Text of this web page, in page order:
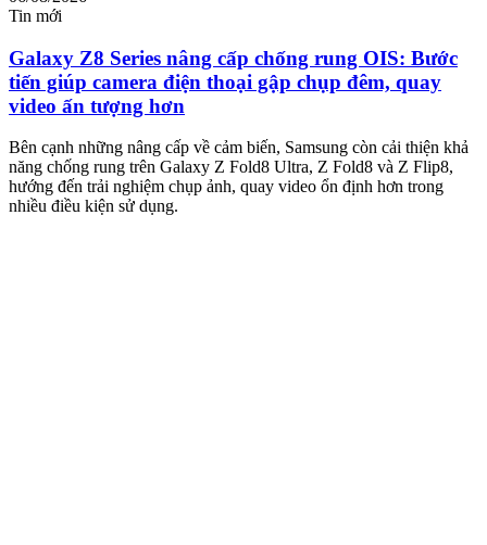
Tin mới
Galaxy Z8 Series nâng cấp chống rung OIS: Bước
tiến giúp camera điện thoại gập chụp đêm, quay
video ấn tượng hơn
Bên cạnh những nâng cấp về cảm biến, Samsung còn cải thiện khả
năng chống rung trên Galaxy Z Fold8 Ultra, Z Fold8 và Z Flip8,
hướng đến trải nghiệm chụp ảnh, quay video ổn định hơn trong
nhiều điều kiện sử dụng.